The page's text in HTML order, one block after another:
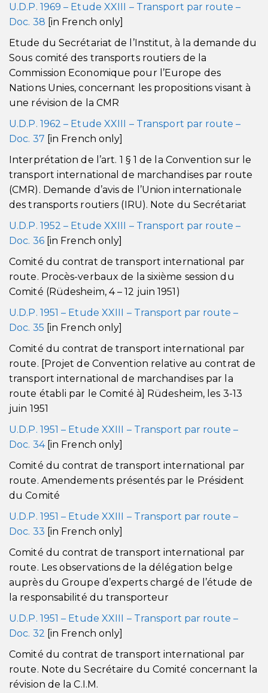
U.D.P. 1969 – Etude XXIII – Transport par route –
Doc. 38 [in French only]
Etude du Secrétariat de l’Institut, à la demande du
Sous comité des transports routiers de la
Commission Economique pour l’Europe des
Nations Unies, concernant les propositions visant à
une révision de la CMR
U.D.P. 1962 – Etude XXIII – Transport par route –
Doc. 37 [in French only]
Interprétation de l’art. 1 § 1 de la Convention sur le
transport international de marchandises par route
(CMR). Demande d’avis de l’Union internationale
des transports routiers (IRU). Note du Secrétariat
U.D.P. 1952 – Etude XXIII – Transport par route –
Doc. 36[in French only]
Comité du contrat de transport international par
route. Procès-verbaux de la sixième session du
Comité (Rüdesheim, 4 – 12 juin 1951)
U.D.P. 1951 – Etude XXIII – Transport par route –
Doc. 35 [in French only]
Comité du contrat de transport international par
route. [Projet de Convention relative au contrat de
transport international de marchandises par la
route établi par le Comité à] Rüdesheim, les 3-13
juin 1951
U.D.P. 1951 – Etude XXIII – Transport par route –
Doc. 34[in French only]
Comité du contrat de transport international par
route. Amendements présentés par le Président
du Comité
U.D.P. 1951 – Etude XXIII – Transport par route –
Doc. 33 [in French only]
Comité du contrat de transport international par
route. Les observations de la délégation belge
auprès du Groupe d’experts chargé de l’étude de
la responsabilité du transporteur
U.D.P. 1951 – Etude XXIII – Transport par route –
Doc. 32 [in French only]
Comité du contrat de transport international par
route. Note du Secrétaire du Comité concernant la
révision de la C.I.M.